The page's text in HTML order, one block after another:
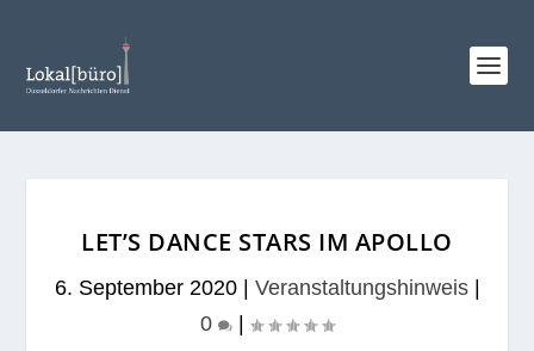
LET’S DANCE STARS IM APOLLO
6. September 2020| Veranstaltungshinweis|
0